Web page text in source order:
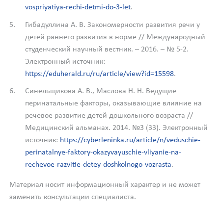
vospriyatiya-rechi-detmi-do-3-let.
Гибадуллина А. В. Закономерности развития речи у
детей раннего развития в норме // Международный
студенческий научный вестник. – 2016. – № 5-2.
Электронный источник:
https://eduherald.ru/ru/article/view?id=15598.
Синельщикова А. В., Маслова Н. Н. Ведущие
перинатальные факторы, оказывающие влияние на
речевое развитие детей дошкольного возраста //
Медицинский альманах. 2014. №3 (33). Электронный
источник: https://cyberleninka.ru/article/n/veduschie-
perinatalnye-faktory-okazyvayuschie-vliyanie-na-
rechevoe-razvitie-detey-doshkolnogo-vozrasta.
Материал носит информационный характер и не может
заменить консультации специалиста.